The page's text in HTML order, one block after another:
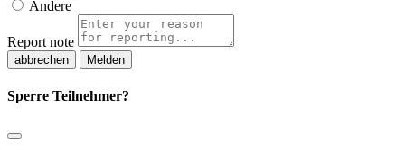
Andere
Report note
Melden
Sperre Teilnehmer?